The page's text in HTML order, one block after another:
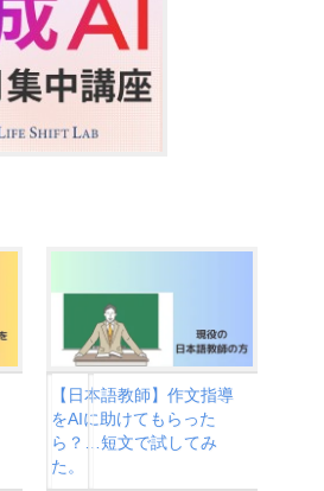
【日本語教師】作文指導
をAIに助けてもらった
ら？…短文で試してみ
た。